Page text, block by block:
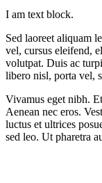
I am text block.
Sed laoreet aliquam
vel, cursus eleifend,
volutpat. Duis ac
libero nisl, porta vel,
Vivamus eget nibh.
Aenean nec eros.
luctus et ultrices
sed leo. Ut pharetra